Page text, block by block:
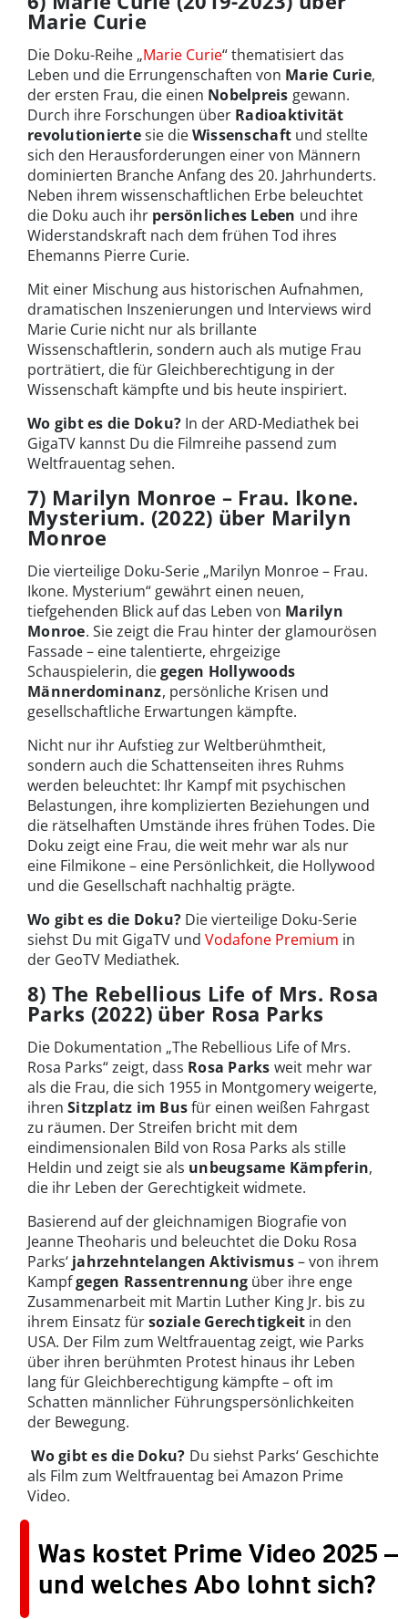
Marie Curie
Die Doku-Reihe „Marie Curie“ thematisiert das
Leben und die Errungenschaften von Marie Curie,
der ersten Frau, die einen Nobelpreis gewann.
Durch ihre Forschungen über Radioaktivität
revolutioniertesie dieWissenschaft und stellte
sich den Herausforderungen einer von Männern
dominierten Branche Anfang des 20. Jahrhunderts.
Neben ihrem wissenschaftlichen Erbe beleuchtet
die Doku auch ihr persönliches Leben und ihre
Widerstandskraft nach dem frühen Tod ihres
Ehemanns Pierre Curie.
Mit einer Mischung aus historischen Aufnahmen,
dramatischen Inszenierungen und Interviews wird
Marie Curie nicht nur als brillante
Wissenschaftlerin, sondern auch als mutige Frau
porträtiert, die für Gleichberechtigung in der
Wissenschaft kämpfte und bis heute inspiriert.
Wo gibt es die Doku? In der ARD-Mediathek bei
GigaTV kannst Du die Filmreihe passend zum
Weltfrauentag sehen.
7) Marilyn Monroe – Frau. Ikone.
Mysterium. (2022) über Marilyn
Monroe
Die vierteilige Doku-Serie „Marilyn Monroe – Frau.
Ikone. Mysterium“ gewährt einen neuen,
tiefgehenden Blick auf das Leben von Marilyn
Monroe. Sie zeigt die Frau hinter der glamourösen
Fassade – eine talentierte, ehrgeizige
Schauspielerin, diegegen Hollywoods
Männerdominanz, persönliche Krisen und
gesellschaftliche Erwartungen kämpfte.
Nicht nur ihr Aufstieg zur Weltberühmtheit,
sondern auch die Schattenseiten ihres Ruhms
werden beleuchtet: Ihr Kampf mit psychischen
Belastungen, ihre komplizierten Beziehungen und
die rätselhaften Umstände ihres frühen Todes. Die
Doku zeigt eine Frau, die weit mehr war als nur
eine Filmikone – eine Persönlichkeit, die Hollywood
und die Gesellschaft nachhaltig prägte.
Wo gibt es die Doku? Die vierteilige Doku-Serie
siehst Du mit GigaTV und Vodafone Premium in
der GeoTV Mediathek.
8) The Rebellious Life of Mrs. Rosa
Parks (2022) über Rosa Parks
Die Dokumentation „The Rebellious Life of Mrs.
Rosa Parks“ zeigt, dass Rosa Parks weit mehr war
als die Frau, die sich 1955 in Montgomery weigerte,
ihren Sitzplatz im Busfür einen weißen Fahrgast
zu räumen. Der Streifen bricht mit dem
eindimensionalen Bild von Rosa Parks als stille
Heldin und zeigt sie als unbeugsame Kämpferin,
die ihr Leben der Gerechtigkeit widmete.
Basierend auf der gleichnamigen Biografie von
Jeanne Theoharis und beleuchtet die Doku Rosa
Parks‘ jahrzehntelangen Aktivismus– von ihrem
Kampfgegen Rassentrennung über ihre enge
Zusammenarbeit mit Martin Luther King Jr. bis zu
ihrem Einsatz fürsoziale Gerechtigkeit in den
USA. Der Film zum Weltfrauentag zeigt, wie Parks
über ihren berühmten Protest hinaus ihr Leben
lang für Gleichberechtigung kämpfte – oft im
Schatten männlicher Führungspersönlichkeiten
der Bewegung.
Wo gibt es die Doku? Du siehst Parks‘ Geschichte
als Film zum Weltfrauentag bei Amazon Prime
Video.
Was kostet Prime Video 2025 –
und welches Abo lohnt sich?